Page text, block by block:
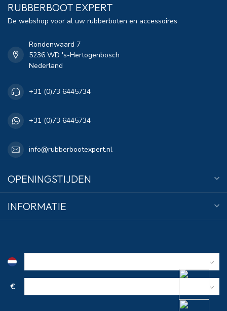
RUBBERBOOT EXPERT
De webshop voor al uw rubberboten en accessoires
Rondenwaard 7
5236 WD 's-Hertogenbosch
Nederland
+31 (0)73 6445734
+31 (0)73 6445734
info@rubberbootexpert.nl
OPENINGSTIJDEN
INFORMATIE
€